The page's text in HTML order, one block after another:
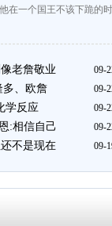
他在一个国王不该下跪
老詹敬业 09-
多、欧詹 09-
学反应 09-
:相信自己 09-
不是现在 09-